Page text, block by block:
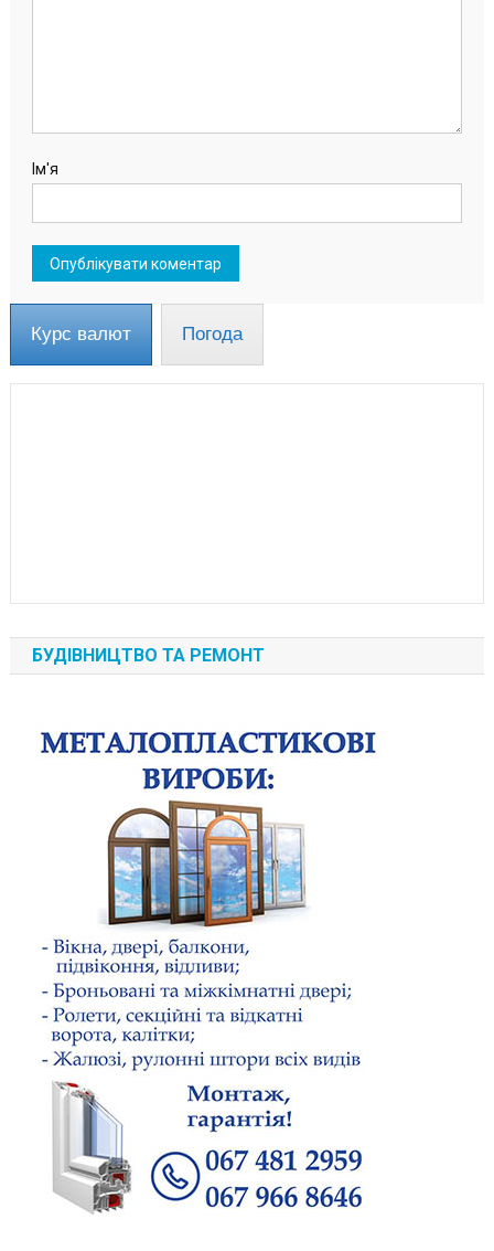
Ім'я
Курс валют Погода
БУДІВНИЦТВО ТА РЕМОНТ